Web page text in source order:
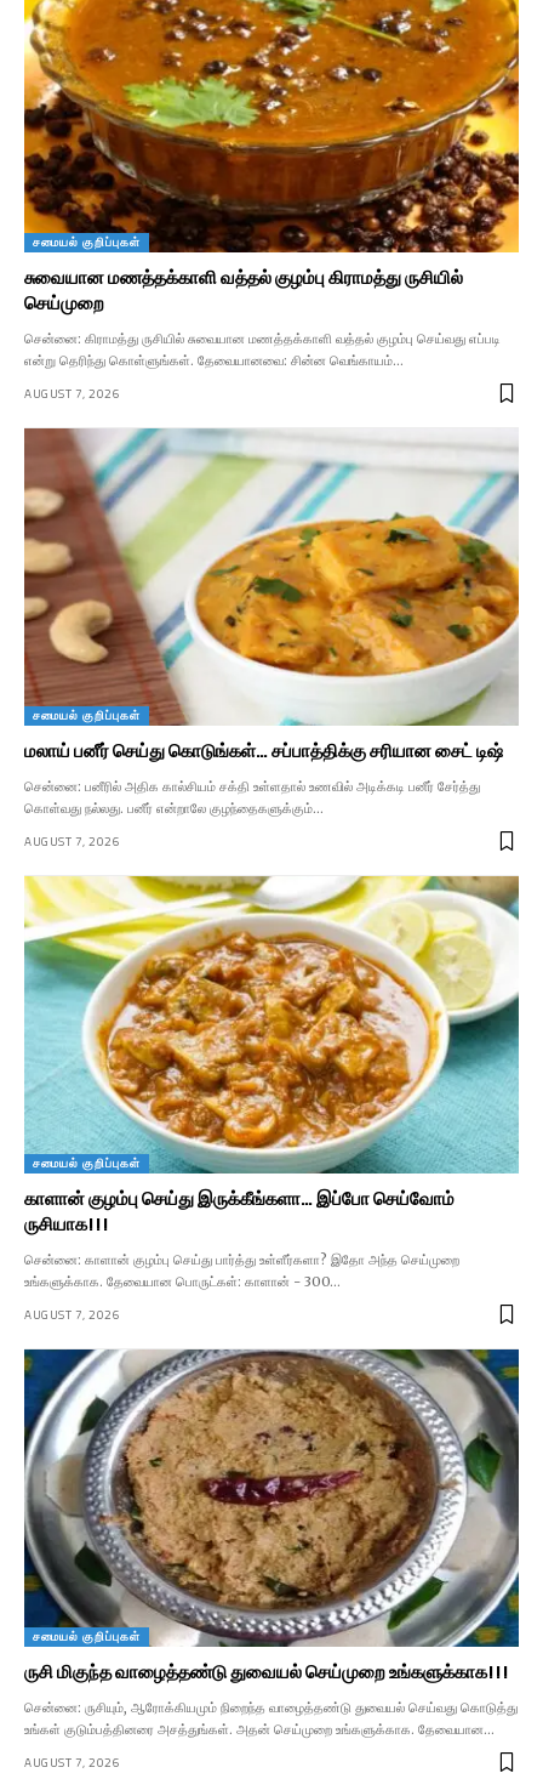
சமையல் குறிப்புகள்
சுவையான மணத்தக்காளி வத்தல் குழம்பு கிராமத்து ருசியில்
செய்முறை
சென்னை: கிராமத்து ருசியில் சுவையான மணத்தக்காளி வத்தல் குழம்பு செய்வது எப்படி
என்று தெரிந்து கொள்ளுங்கள். தேவையானவை: சின்ன வெங்காயம்…
AUGUST 7, 2026
சமையல் குறிப்புகள்
மலாய் பனீர் செய்து கொடுங்கள்… சப்பாத்திக்கு சரியான சைட் டிஷ்
சென்னை: பனீரில் அதிக கால்சியம் சக்தி உள்ளதால் உணவில் அடிக்கடி பனீர் சேர்த்து
கொள்வது நல்லது. பனீர் என்றாலே குழந்தைகளுக்கும்…
AUGUST 7, 2026
சமையல் குறிப்புகள்
காளான் குழம்பு செய்து இருக்கீங்களா… இப்போ செய்வோம்
ருசியாக!!!
சென்னை: காளான் குழம்பு செய்து பார்த்து உள்ளீர்களா? இதோ அந்த செய்முறை
உங்களுக்காக. தேவையான பொருட்கள்: காளான் - 300…
AUGUST 7, 2026
சமையல் குறிப்புகள்
ருசி மிகுந்த வாழைத்தண்டு துவையல் செய்முறை உங்களுக்காக!!!
சென்னை: ருசியும், ஆரோக்கியமும் நிறைந்த வாழைத்தண்டு துவையல் செய்வது கொடுத்து
உங்கள் குடும்பத்தினரை அசத்துங்கள். அதன் செய்முறை உங்களுக்காக. தேவையான…
AUGUST 7, 2026